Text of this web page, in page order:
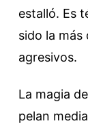
estalló. Es
sido la
agresivos.
La magia
pelan